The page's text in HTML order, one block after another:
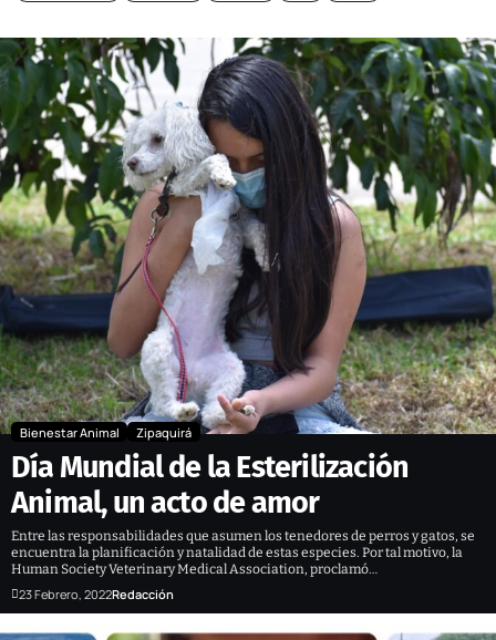
Bienestar Animal Zipaquirá
Día Mundial de la Esterilización
Animal, un acto de amor
Entre las responsabilidades que asumen los tenedores de perros y gatos, se
encuentra la planificación y natalidad de estas especies. Por tal motivo, la
Human Society Veterinary Medical Association, proclamó…
23 Febrero, 2022Redacción